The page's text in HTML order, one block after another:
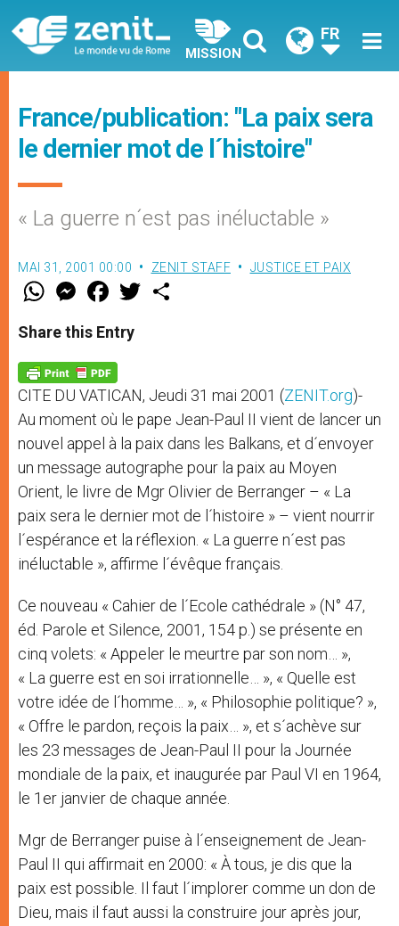
MISSION
FR
France/publication: "La paix sera
le dernier mot de l´histoire"
« La guerre n´est pas inéluctable »
MAI 31, 2001 00:00 ZENIT STAFF JUSTICE ET PAIX
W
t
s
p
p
M
e
s
e
g
e
r
F
a
e
b
o
k
w
Share this Entry
CITE DU VATICAN, Jeudi 31 mai 2001 (ZENIT.org)-
Au moment où le pape Jean-Paul II vient de lancer un
nouvel appel à la paix dans les Balkans, et d´envoyer
un message autographe pour la paix au Moyen
Orient, le livre de Mgr Olivier de Berranger – « La
paix sera le dernier mot de l´histoire » – vient nourrir
l´espérance et la réflexion. « La guerre n´est pas
inéluctable », affirme l´évêque français.
Ce nouveau « Cahier de l´Ecole cathédrale » (N° 47,
éd. Parole et Silence, 2001, 154 p.) se présente en
cinq volets: « Appeler le meurtre par son nom… »,
« La guerre est en soi irrationnelle… », « Quelle est
votre idée de l´homme… », « Philosophie politique? »,
« Offre le pardon, reçois la paix… », et s´achève sur
les 23 messages de Jean-Paul II pour la Journée
mondiale de la paix, et inaugurée par Paul VI en 1964,
le 1er janvier de chaque année.
Mgr de Berranger puise à l´enseignement de Jean-
Paul II qui affirmait en 2000: « À tous, je dis que la
paix est possible. Il faut l´implorer comme un don de
Dieu, mais il faut aussi la construire jour après jour,